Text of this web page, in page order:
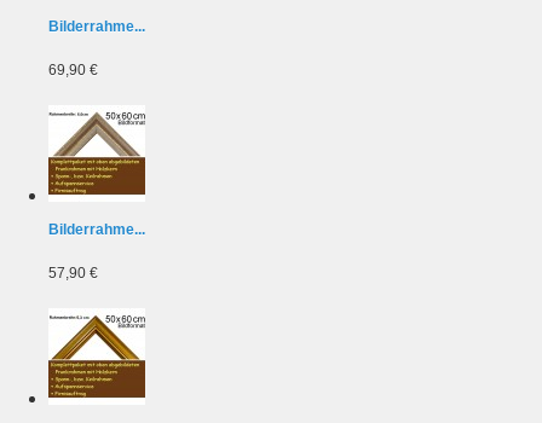
Bilderrahme...
69,90 €
Bilderrahme...
57,90 €